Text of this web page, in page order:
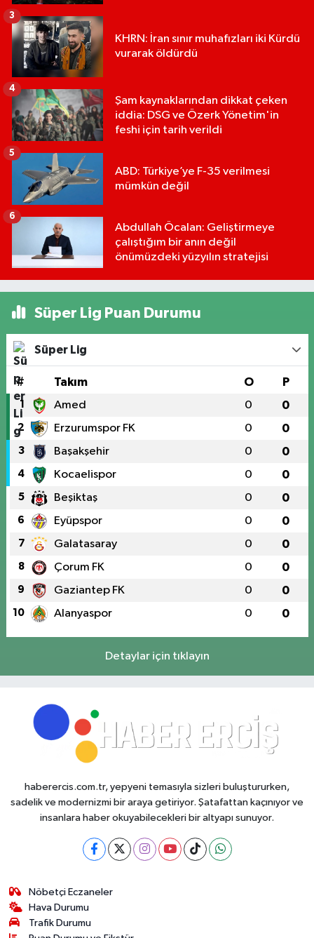
KHRN: İran sınır muhafızları iki Kürdü
vurarak öldürdü
3
Şam kaynaklarından dikkat çeken
iddia: DSG ve Özerk Yönetim'in
feshi için tarih verildi
4
ABD: Türkiye’ye F-35 verilmesi
mümkün değil
5
Abdullah Öcalan: Geliştirmeye
çalıştığım bir anın değil
önümüzdeki yüzyılın stratejisi
6
Süper Lig Puan Durumu
Süper Lig
# Takım O P
1 Amed 0 0
2 Erzurumspor FK 0 0
3 Başakşehir 0 0
4 Kocaelispor 0 0
5 Beşiktaş 0 0
6 Eyüpspor 0 0
7 Galatasaray 0 0
8 Çorum FK 0 0
9 Gaziantep FK 0 0
10 Alanyaspor 0 0
Detaylar için tıklayın
haberercis.com.tr, yepyeni temasıyla sizleri buluştururken,
sadelik ve modernizmi bir araya getiriyor. Şatafattan kaçınıyor ve
insanlara haber okuyabilecekleri bir altyapı sunuyor.
Nöbetçi Eczaneler
Hava Durumu
Trafik Durumu